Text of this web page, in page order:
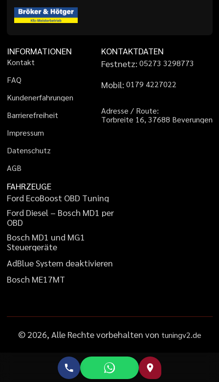
INFORMATIONEN
Kontakt
FAQ
Kundenerfahrungen
Barrierefreiheit
Impressum
Datenschutz
AGB
KONTAKTDATEN
Festnetz: 05273 3298773
Mobil: 01 79 4227022
Adresse / Route:
Torbreite 16, 37688 Beverungen
FAHRZEUGE
Ford EcoBoost OBD Tuning
Ford Diesel – Bosch MD1 per
OBD
Bosch MD1 und MG1
Steuergeräte
AdBlueSystem deaktivieren
Bosch ME17MT
© 2026, Alle Rechte vorbehalten von tuningv2.de